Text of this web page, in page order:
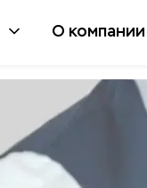
О компании